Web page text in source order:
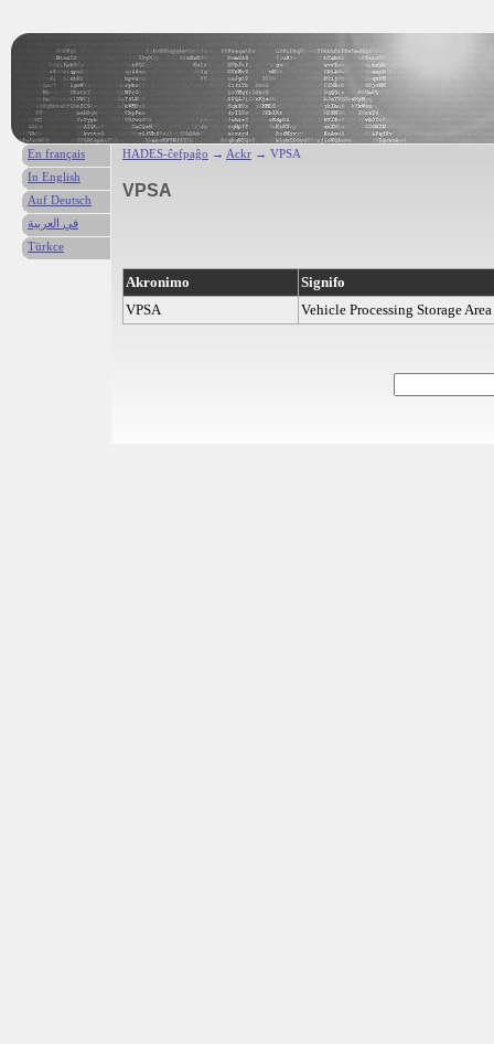
HADES-ĉefpaĝo → Ackr → VPSA
VPSA
Akronimo
Signifo
VPSA
Vehicle Processing Storage Area
En français
In English
Auf Deutsch
في العربية
Türkce